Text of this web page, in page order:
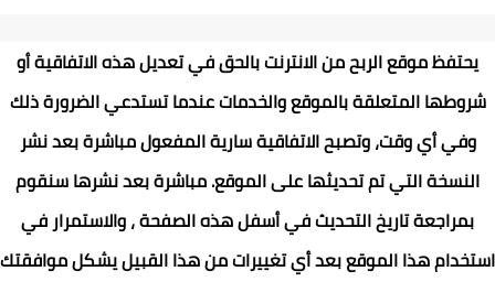
يحتفظ موقعالربح من الانترنتبالحق في تعديل هذه الاتفاقية أو
شروطها المتعلقة بالموقع والخدمات عندما تستدعي الضرورة ذلك
وفي أي وقت، وتصبح الاتفاقية سارية المفعول مباشرة بعد نشر
النسخة التي تم تحديثها على الموقع. مباشرة بعد نشرها سنقوم
بمراجعة تاريخ التحديث في أسفل هذه الصفحة ، والاستمرار في
استخدام هذا الموقع بعد أي تغييرات من هذا القبيل يشكل موافقتك